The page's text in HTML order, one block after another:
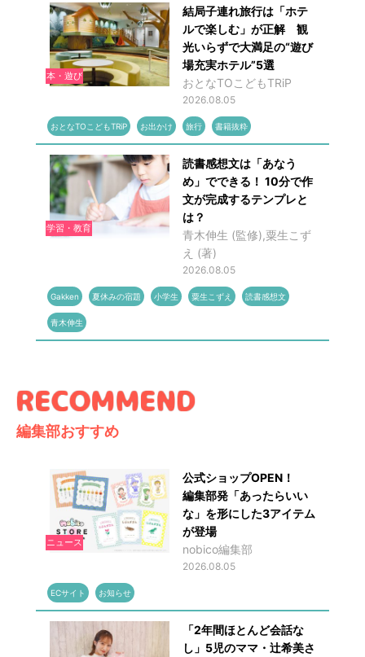
本・遊び
結局子連れ旅行は「ホテ
ルで楽しむ」が正解 観
光いらずで大満足の“遊び
場充実ホテル”5選
おとなTOこどもTRiP
2026.08.05
おとなTOこどもTRiP お出かけ 旅行 書籍抜粋
学習・教育
読書感想文は「あなう
め」でできる！ 10分で作
文が完成するテンプレと
は？
青木伸生 (監修),粟生こず
え (著)
2026.08.05
Gakken 夏休みの宿題 小学生 粟生こずえ 読書感想文
青木伸生
編集部おすすめ
ニュース
公式ショップOPEN！
編集部発「あったらいい
な」を形にした3アイテム
が登場
nobico編集部
2026.08.05
ECサイト お知らせ
「2年間ほとんど会話な
し」5児のママ・辻希美さ